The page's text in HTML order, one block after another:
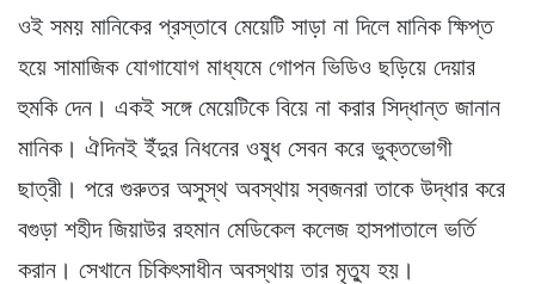
ওই সময় মানিকের প্রস্তাবে মেয়েটি সাড়া না দিলে মানিক ক্ষিপ্ত
হয়ে সামাজিক যোগাযোগ মাধ্যমে গোপন ভিডিও ছড়িয়ে দেয়ার
হুমকি দেন। একই সঙ্গে মেয়েটিকে বিয়ে না করার সিদ্ধান্ত জানান
মানিক। ঐদিনই ইঁদুর নিধনের ওষুধ সেবন করে ভুক্তভোগী
ছাত্রী। পরে গুরুতর অসুস্থ অবস্থায় স্বজনরা তাকে উদ্ধার করে
বগুড়া শহীদ জিয়াউর রহমান মেডিকেল কলেজ হাসপাতালে ভর্তি
করান। সেখানে চিকিৎসাধীন অবস্থায় তার মৃত্যু হয়।